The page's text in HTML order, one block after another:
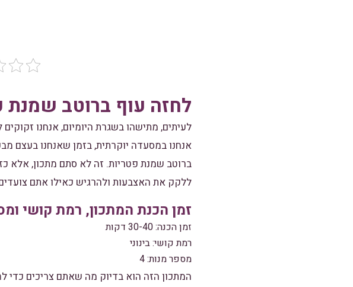
לחזה עוף ברוטב שמנת
לעיתים, מתישהו בשגרת היומיום, אנחנו
אנחנו במסעדה יוקרתית, בזמן שאנחנו בעצם
ברוטב שמנת פטריות. זה לא סתם מתכון, אלא
ללקק את האצבעות ולהרגיש כאילו אתם
זמן הכנת המתכון, רמת קושי
זמן הכנה: 30-40 דקות
רמת קושי: בינוני
מספר מנות: 4
המתכון הזה הוא בדיוק מה שאתם צריכים כדי